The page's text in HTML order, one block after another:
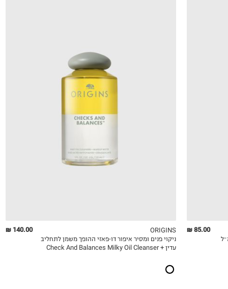
85.00 ₪
MY LIST
QUICKVIEW
140.00 ₪
ORIGINS
ניקוי פנים ומסיר איפור דו-פאזי ההופך משמן לתחליב
עדין Check And Balances Milky Oil Cleanser +